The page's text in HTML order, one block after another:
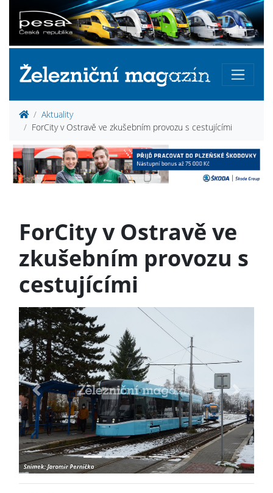
Aktuality
ForCity v Ostravě ve zkušebním provozu s cestujícími
ForCity v Ostravě ve
zkušebním provozu s
cestujícími
Previous Next